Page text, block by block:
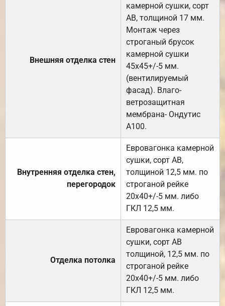
Внешняя отделка стен
камерной сушки, сорт
АВ, толщиной 17 мм.
Монтаж через
строганый брусок
камерной сушки
45х45+/-5 мм.
(вентилируемый
фасад). Влаго-
ветрозащитная
мембрана- Ондутис
А100.
Внутренняя отделка стен,
перегородок
Евровагонка камерной
сушки, сорт АВ,
толщиной 12,5 мм. по
строганой рейке
20х40+/-5 мм. либо
ГКЛ 12,5 мм.
Отделка потолка
Евровагонка камерной
сушки, сорт АВ
толщиной, 12,5 мм. по
строганой рейке
20х40+/-5 мм. либо
ГКЛ 12,5 мм.